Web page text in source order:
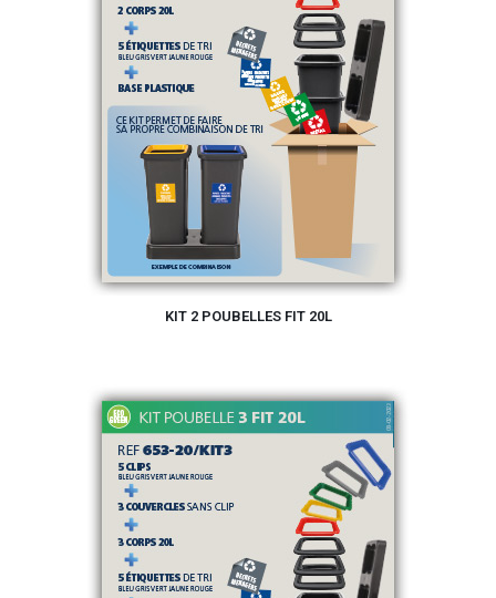
KIT 2 POUBELLES FIT 20L